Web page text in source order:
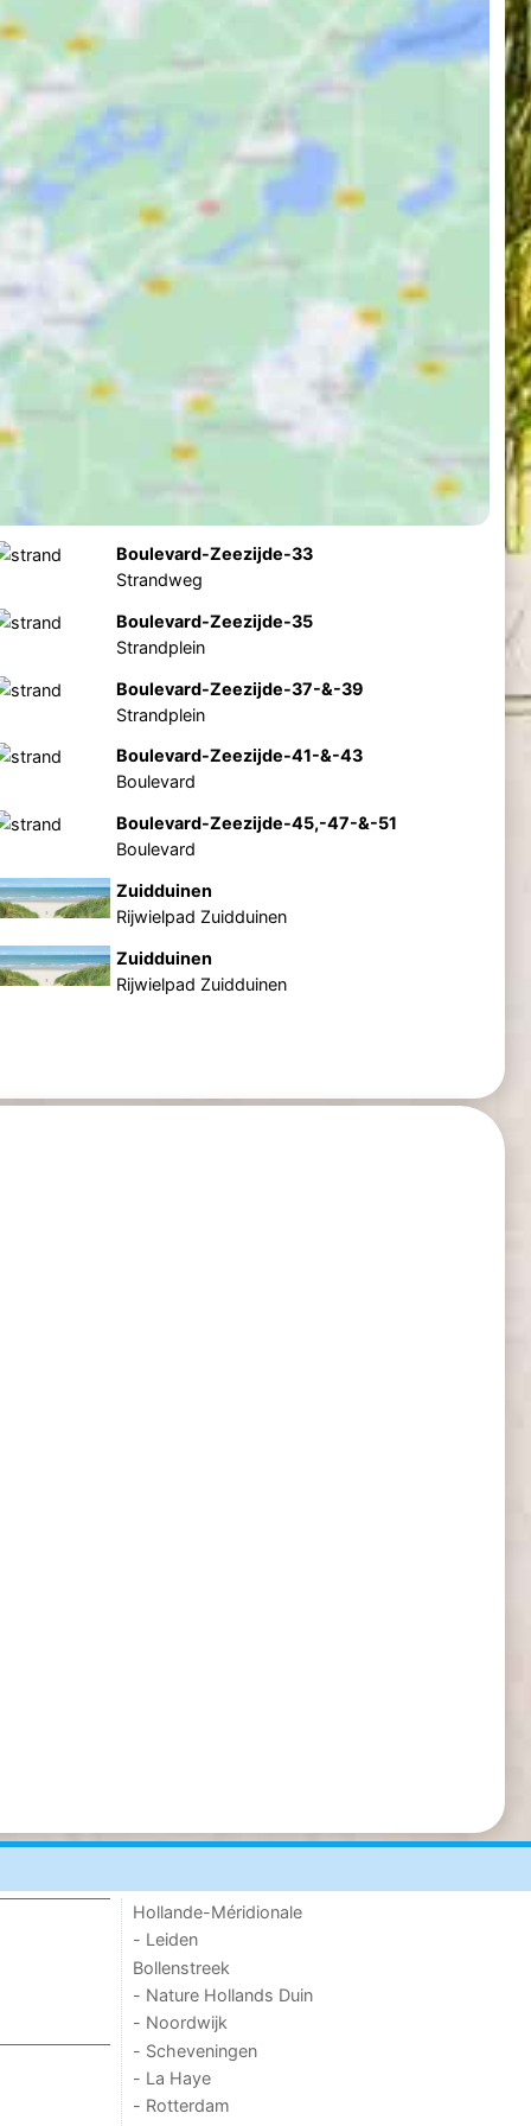
Boulevard-Zeezijde-33
Strandweg
Boulevard-Zeezijde-35
Strandplein
Boulevard-Zeezijde-37-&-39
Strandplein
Boulevard-Zeezijde-41-&-43
Boulevard
Boulevard-Zeezijde-45,-47-&-51
Boulevard
Zuidduinen
Rijwielpad Zuidduinen
Zuidduinen
Rijwielpad Zuidduinen
Hollande-Méridionale
- Leiden
Bollenstreek
- Nature Hollands Duin
- Noordwijk
- Scheveningen
- La Haye
- Rotterdam